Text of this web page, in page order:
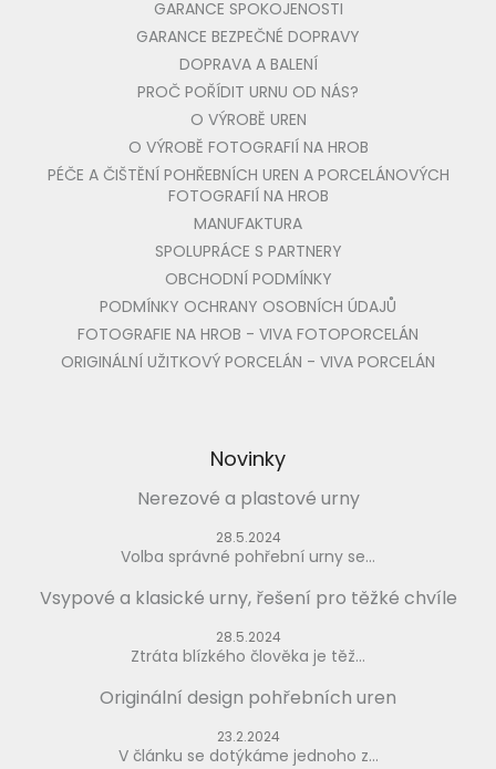
GARANCE SPOKOJENOSTI
GARANCE BEZPEČNÉ DOPRAVY
DOPRAVA A BALENÍ
PROČ POŘÍDIT URNU OD NÁS?
O VÝROBĚ UREN
O VÝROBĚ FOTOGRAFIÍ NA HROB
PÉČE A ČIŠTĚNÍ POHŘEBNÍCH UREN A PORCELÁNOVÝCH
FOTOGRAFIÍ NA HROB
MANUFAKTURA
SPOLUPRÁCE S PARTNERY
OBCHODNÍ PODMÍNKY
PODMÍNKY OCHRANY OSOBNÍCH ÚDAJŮ
FOTOGRAFIE NA HROB - VIVA FOTOPORCELÁN
ORIGINÁLNÍ UŽITKOVÝ PORCELÁN - VIVA PORCELÁN
Novinky
Nerezové a plastové urny
28.5.2024
Volba správné pohřební urny se...
Vsypové a klasické urny, řešení pro těžké chvíle
28.5.2024
Ztráta blízkého člověka je těž...
Originální design pohřebních uren
23.2.2024
V článku se dotýkáme jednoho z...